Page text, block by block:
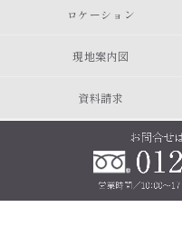
ロケーション
現地案内図
資料請求